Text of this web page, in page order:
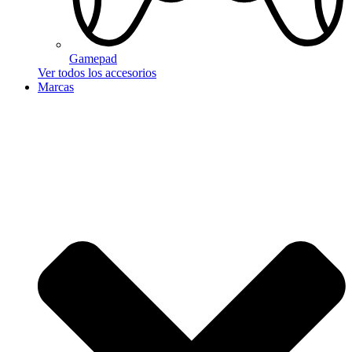
Gamepad
Ver todos los accesorios
Marcas